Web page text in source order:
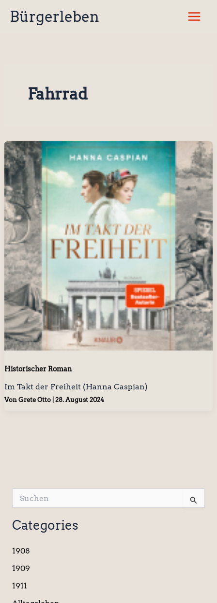
InhaltBürgerleben
Fahrrad
Historischer Roman
Im Takt der Freiheit (Hanna Caspian)
Von Grete Otto 28. August 2024
u
c
h
n
a
h
Categories
1908
1909
1911